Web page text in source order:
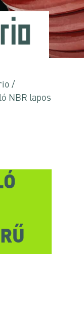
/
NBR lapos